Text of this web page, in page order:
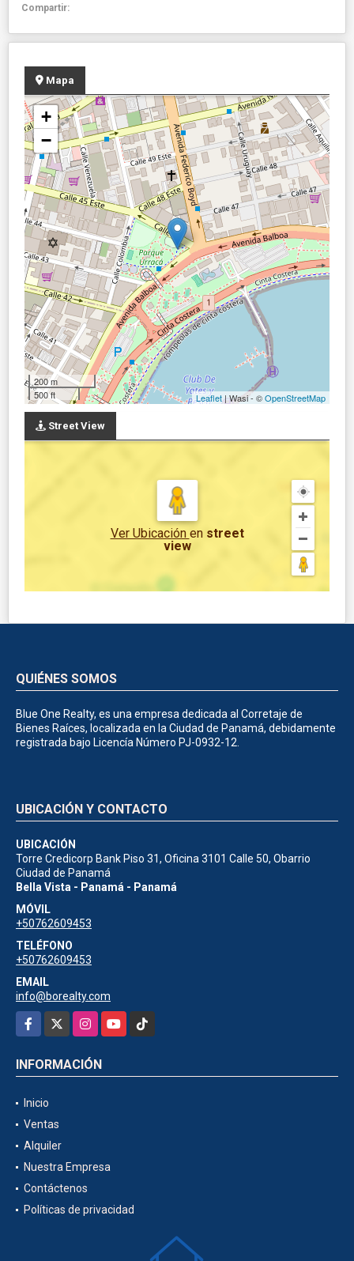
Compartir:
Mapa
+
−
200 m
500 ft
Leaflet| Wasi - ©OpenStreetMap
Street View
Ver Ubicación en street
view
QUIÉNES SOMOS
Blue One Realty, es una empresa dedicada al Corretaje de
Bienes Raíces, localizada en la Ciudad de Panamá, debidamente
registrada bajo Licencía Número PJ-0932-12.
UBICACIÓN Y CONTACTO
UBICACIÓN
Torre Credicorp Bank Piso 31, Oficina 3101 Calle 50, Obarrio
Ciudad de Panamá
Bella Vista - Panamá - Panamá
MÓVIL
+50762609453
TELÉFONO
+50762609453
EMAIL
info@borealty.com
Facebook
InstagramYouTubeTikTok
INFORMACIÓN
Inicio
Ventas
Alquiler
Nuestra Empresa
Contáctenos
Políticas de privacidad